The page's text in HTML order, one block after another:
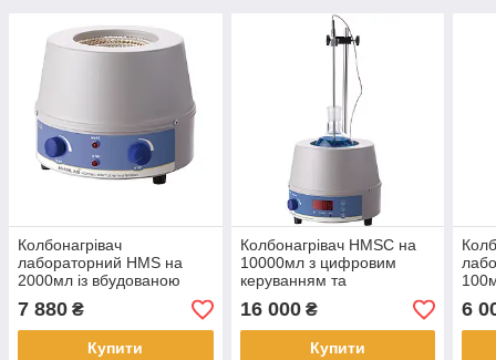
Колбонагрівач
лабораторний HMS на
2000мл із вбудованою
магнітною мішалкою
7 880 ₴
Купити
Колбонагрівач HMSC на
10000мл з цифровим
керуванням та
вбудованою магнітною
мішалкою
16 000₴
Купити
6